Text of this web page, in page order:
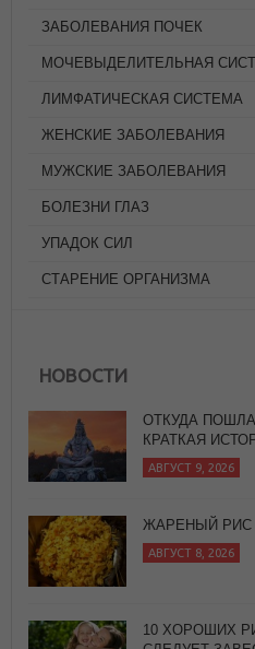
ЗАБОЛЕВАНИЯ ПОЧЕК
МОЧЕВЫДЕЛИТЕЛЬНАЯ
ЛИМФАТИЧЕСКАЯ СИСТЕМА
ЖЕНСКИЕ ЗАБОЛЕВАНИЯ
МУЖСКИЕ ЗАБОЛЕВАНИЯ
БОЛЕЗНИ ГЛАЗ
УПАДОК СИЛ
СТАРЕНИЕ ОРГАНИЗМА
НОВОСТИ
ЖАРЕНЫЙ РИС
АВГУСТ 8, 2026
10 ХОРОШИХ
СЛЕДУЕТ
ЦИГУН -